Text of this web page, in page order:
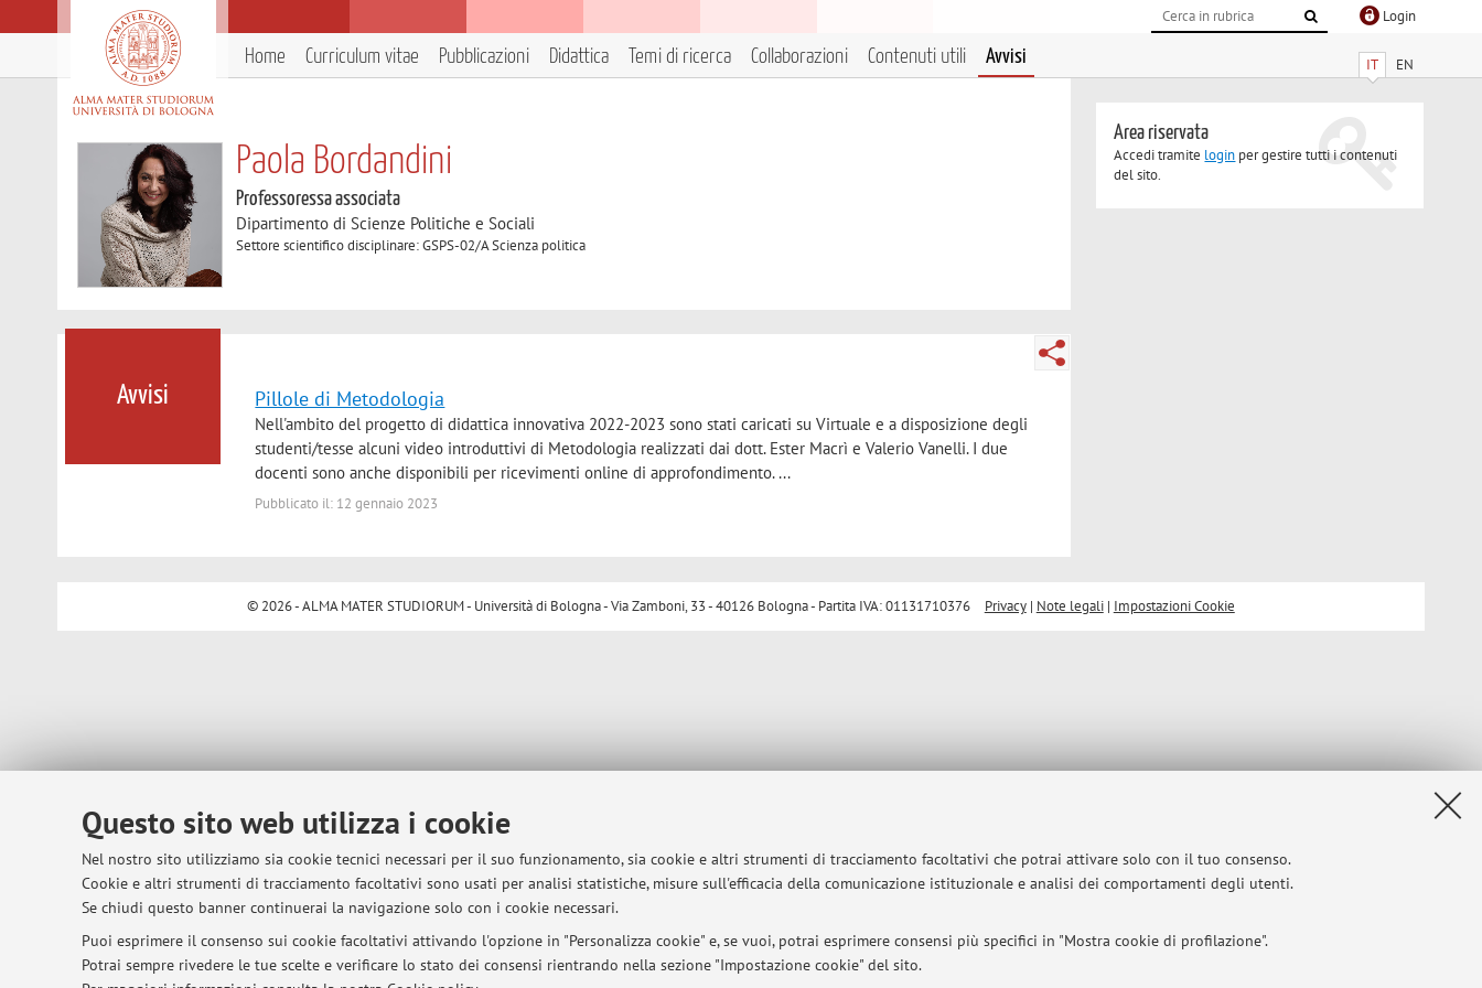
Questo sito web utilizza i cookie
Nel nostro sito utilizziamo sia cookie tecnici necessari per il suo funzionamento, sia cookie e altri strumenti di tracciamento facoltativi che potrai attivare solo con il tuo consenso.
Cookie e altri strumenti di tracciamento facoltativi sono usati per analisi statistiche, misure sull'efficacia della comunicazione istituzionale e analisi dei comportamenti degli utenti.
Se chiudi questo banner continuerai la navigazione solo con i cookie necessari.
Puoi esprimere il consenso sui cookie facoltativi attivando l'opzione in "Personalizza cookie" e, se vuoi, potrai esprimere consensi più specifici in "Mostra cookie di profilazione".
Potrai sempre rivedere le tue scelte e verificare lo stato dei consensi rientrando nella sezione "Impostazione cookie" del sito.
Login
IT EN
Home Curriculum vitae Pubblicazioni Didattica Temi di ricerca Collaborazioni Contenuti utili Avvisi
Paola Bordandini
Professoressa associata
Dipartimento di Scienze Politiche e Sociali
Settore scientifico disciplinare: GSPS-02/A Scienza politica
Avvisi Pillole di Metodologia
Nell'ambito del progetto di didattica innovativa 2022-2023 sono stati caricati su Virtuale e a disposizione degli
studenti/tesse alcuni video introduttivi di Metodologia realizzati dai dott. Ester Macrì e Valerio Vanelli. I due
docenti sono anche disponibili per ricevimenti online di approfondimento. ...
Pubblicato il: 12 gennaio 2023
Area riservata
Accedi tramite login per gestire tutti i contenuti
del sito.
© 2026 - ALMA MATER STUDIORUM - Università di Bologna - Via Zamboni, 33 - 40126 Bologna - Partita IVA: 01131710376 Privacy| Note legali| Impostazioni Cookie